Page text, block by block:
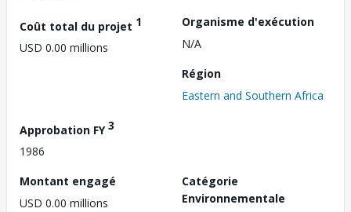
Coût total du projet 1
USD 0.00 millions
Organisme d'exécution
N/A
Région
Eastern and Southern Africa
Approbation FY3
1986
Montant engagé
USD 0.00 millions
Catégorie
Environnementale